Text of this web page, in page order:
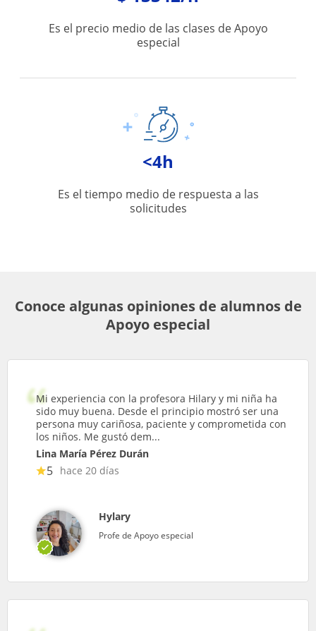
Es el precio medio de las clases de Apoyo
especial
<4h
Es el tiempo medio de respuesta a las
solicitudes
Conoce algunas opiniones de alumnos de
Apoyo especial
Mi experiencia con la profesora Hilary y mi niña ha
sido muy buena. Desde el principio mostró ser una
persona muy cariñosa, paciente y comprometida con
los niños. Me gustó dem...
Lina María Pérez Durán
5 hace 20 días
Hylary
Profe de Apoyo especial